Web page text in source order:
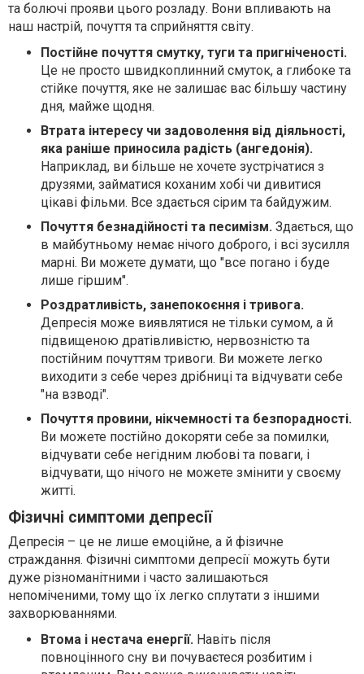
та болючі прояви цього розладу. Вони впливають на
наш настрій, почуття та сприйняття світу.
Постійне почуття смутку, туги та пригніченості.
Це не просто швидкоплинний смуток, а глибоке та
стійке почуття, яке не залишає вас більшу частину
дня, майже щодня.
Втрата інтересу чи задоволення від діяльності,
яка раніше приносила радість (ангедонія).
Наприклад, ви більше не хочете зустрічатися з
друзями, займатися коханим хобі чи дивитися
цікаві фільми. Все здається сірим та байдужим.
Почуття безнадійності та песимізм. Здається, що
в майбутньому немає нічого доброго, і всі зусилля
марні. Ви можете думати, що "все погано і буде
лише гіршим".
Роздратливість, занепокоєння і тривога.
Депресія може виявлятися не тільки сумом, а й
підвищеною дратівливістю, нервозністю та
постійним почуттям тривоги. Ви можете легко
виходити з себе через дрібниці та відчувати себе
"на взводі".
Почуття провини, нікчемності та безпорадності.
Ви можете постійно докоряти себе за помилки,
відчувати себе негідним любові та поваги, і
відчувати, що нічого не можете змінити у своєму
житті.
Фізичні симптоми депресії
Депресія – це не лише емоційне, а й фізичне
страждання. Фізичні симптоми депресії можуть бути
дуже різноманітними і часто залишаються
непоміченими, тому що їх легко сплутати з іншими
захворюваннями.
Втома і нестача енергії. Навіть після
повноцінного сну ви почуваєтеся розбитим і